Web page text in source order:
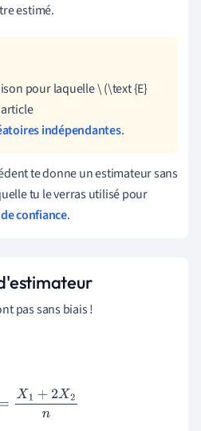
estimé.
pour laquelle \(\text {E}
indépendantes.
te donne un estimateur sans
tu le verras utilisé pour
confiance.
pas sans biais !
T =X1+2X2n